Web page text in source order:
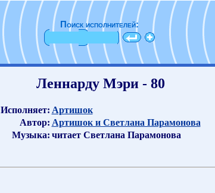
Поиск исполнителей:
Леннарду Мэри - 80
Исполняет: Артишок
Автор: Артишок и Светлана Парамонова
Музыка: читает Светлана Парамонова